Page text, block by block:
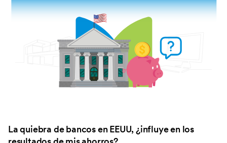
La quiebra de bancos en EEUU, ¿influye en los